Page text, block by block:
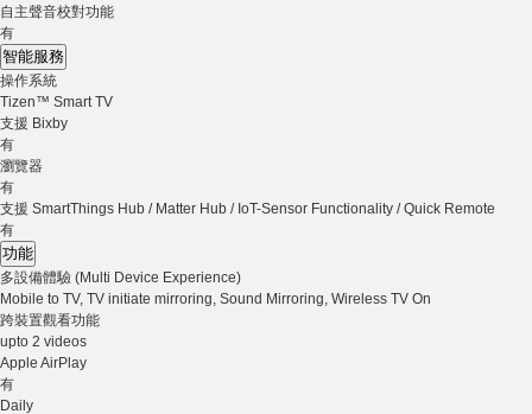
自主聲音校對功能
有
智能服務
操作系統
Tizen™ Smart TV
支援 Bixby
有
瀏覽器
有
支援 SmartThings Hub / Matter Hub / IoT-Sensor Functionality / Quick Remote
有
功能
多設備體驗 (Multi Device Experience)
Mobile to TV, TV initiate mirroring, Sound Mirroring, Wireless TV On
跨裝置觀看功能
upto 2 videos
Apple AirPlay
有
Daily